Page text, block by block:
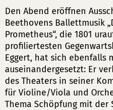
Den Abend eröffnen
Beethovens Ballettmusik
Prometheus“, die 1801
profiliertesten
Eggert, hat sich ebenfalls
auseinandergesetzt: Er
des Theaters in seiner
für Violine/Viola und
Thema Schöpfung mit der